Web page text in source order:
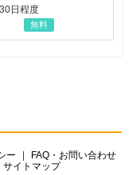
日程度
無料
ー
FAQ・お問い合わせ
サイトマップ